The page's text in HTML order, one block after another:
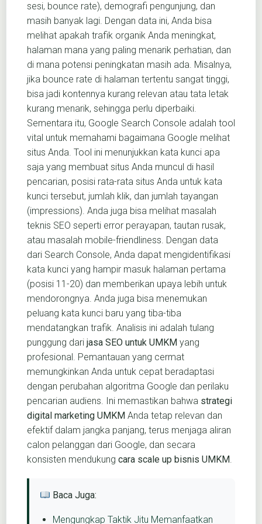
sesi, bounce rate), demografi pengunjung, dan
masih banyak lagi. Dengan data ini, Anda bisa
melihat apakah trafik organik Anda meningkat,
halaman mana yang paling menarik perhatian, dan
di mana potensi peningkatan masih ada. Misalnya,
jika bounce rate di halaman tertentu sangat tinggi,
bisa jadi kontennya kurang relevan atau tata letak
kurang menarik, sehingga perlu diperbaiki.
Sementara itu, Google Search Console adalah tool
vital untuk memahami bagaimana Google melihat
situs Anda. Tool ini menunjukkan kata kunci apa
saja yang membuat situs Anda muncul di hasil
pencarian, posisi rata-rata situs Anda untuk kata
kunci tersebut, jumlah klik, dan jumlah tayangan
(impressions). Anda juga bisa melihat masalah
teknis SEO seperti error perayapan, tautan rusak,
atau masalah mobile-friendliness. Dengan data
dari Search Console, Anda dapat mengidentifikasi
kata kunci yang hampir masuk halaman pertama
(posisi 11-20) dan memberikan upaya lebih untuk
mendorongnya. Anda juga bisa menemukan
peluang kata kunci baru yang tiba-tiba
mendatangkan trafik. Analisis ini adalah tulang
punggung dari jasa SEO untuk UMKM yang
profesional. Pemantauan yang cermat
memungkinkan Anda untuk cepat beradaptasi
dengan perubahan algoritma Google dan perilaku
pencarian audiens. Ini memastikan bahwa strategi
digital marketing UMKM Anda tetap relevan dan
efektif dalam jangka panjang, terus menjaga aliran
calon pelanggan dari Google, dan secara
konsisten mendukung cara scale up bisnis UMKM.
Baca Juga:
Mengungkap Taktik Jitu Memanfaatkan